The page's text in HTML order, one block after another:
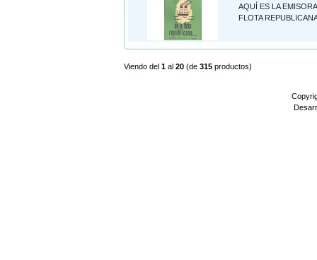
AQUÍ ES LA
FLOTA
Viendo del 1 al 20 (de 315 productos)